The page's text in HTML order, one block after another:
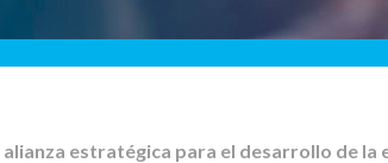
estratégica para el desarrollo de la